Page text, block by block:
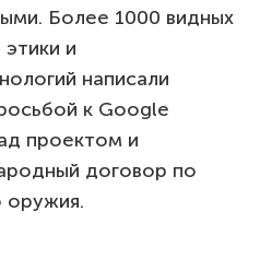
Более 1000 видных
и
написали
к Google
проектом и
договор по
оружия.